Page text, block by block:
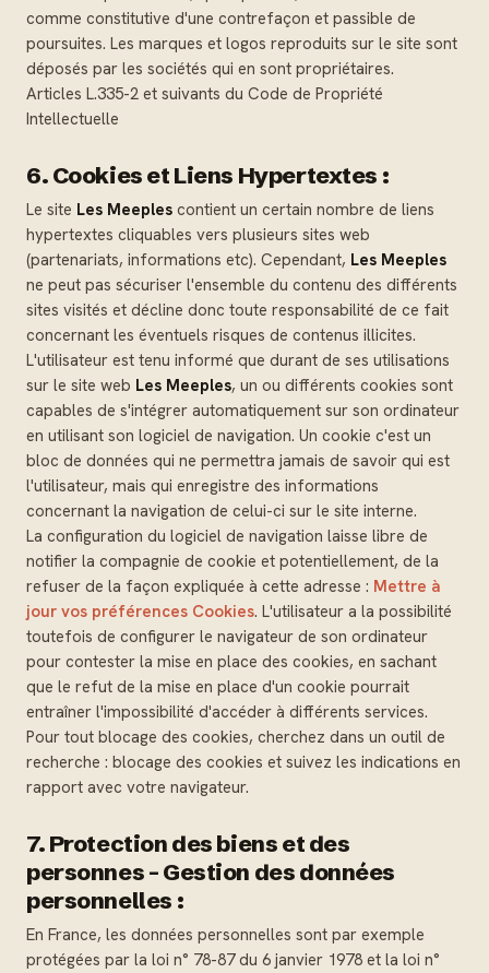
comme constitutive d'une contrefaçon et passible de
poursuites. Les marques et logos reproduits sur le site sont
déposés par les sociétés qui en sont propriétaires.
Articles L.335-2 et suivants du Code de Propriété
Intellectuelle
6. Cookies et Liens Hypertextes :
Le site Les Meeples contient un certain nombre de liens
hypertextes cliquables vers plusieurs sites web
(partenariats, informations etc). Cependant, Les Meeples
ne peut pas sécuriser l'ensemble du contenu des différents
sites visités et décline donc toute responsabilité de ce fait
concernant les éventuels risques de contenus illicites.
L'utilisateur est tenu informé que durant de ses utilisations
sur le site web Les Meeples, un ou différents cookies sont
capables de s'intégrer automatiquement sur son ordinateur
en utilisant son logiciel de navigation. Un cookie c'est un
bloc de données qui ne permettra jamais de savoir qui est
l'utilisateur, mais qui enregistre des informations
concernant la navigation de celui-ci sur le site interne.
La configuration du logiciel de navigation laisse libre de
notifier la compagnie de cookie et potentiellement, de la
refuser de la façon expliquée à cette adresse : Mettre à
jour vos préférences Cookies. L'utilisateur a la possibilité
toutefois de configurer le navigateur de son ordinateur
pour contester la mise en place des cookies, en sachant
que le refut de la mise en place d'un cookie pourrait
entraîner l'impossibilité d'accéder à différents services.
Pour tout blocage des cookies, cherchez dans un outil de
recherche : blocage des cookies et suivez les indications en
rapport avec votre navigateur.
7. Protection des biens et des
personnes - Gestion des données
personnelles :
En France, les données personnelles sont par exemple
protégées par la loi n° 78-87 du 6 janvier 1978 et la loi n°